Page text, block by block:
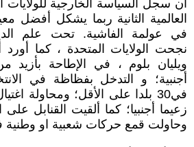
ان سجل السياسة الخارجية للولايات
العالمية الثانية ربما يشكل أفضل
في عولمة الفاشية. تحت علم
نجحت الولايات المتحدة ، كما أورد
ويليان بلوم ، في الإطاحة
أجنبية؛ و التدخل بفظاظة في
في30 بلدا على الأقل؛ ومحاولة
زعيما أجنبيا؛ كما ألقيت القنابل على
وحاولت قمع حركات شعبية او وطنية